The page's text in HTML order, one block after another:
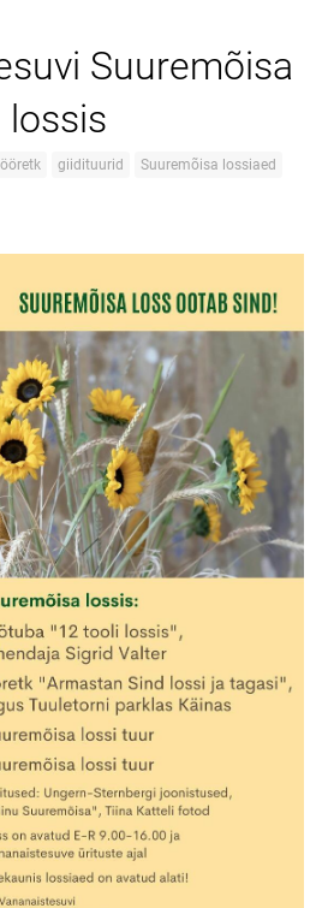
Suuremõisa
lossis
ööretk giidituurid Suuremõisa lossiaed